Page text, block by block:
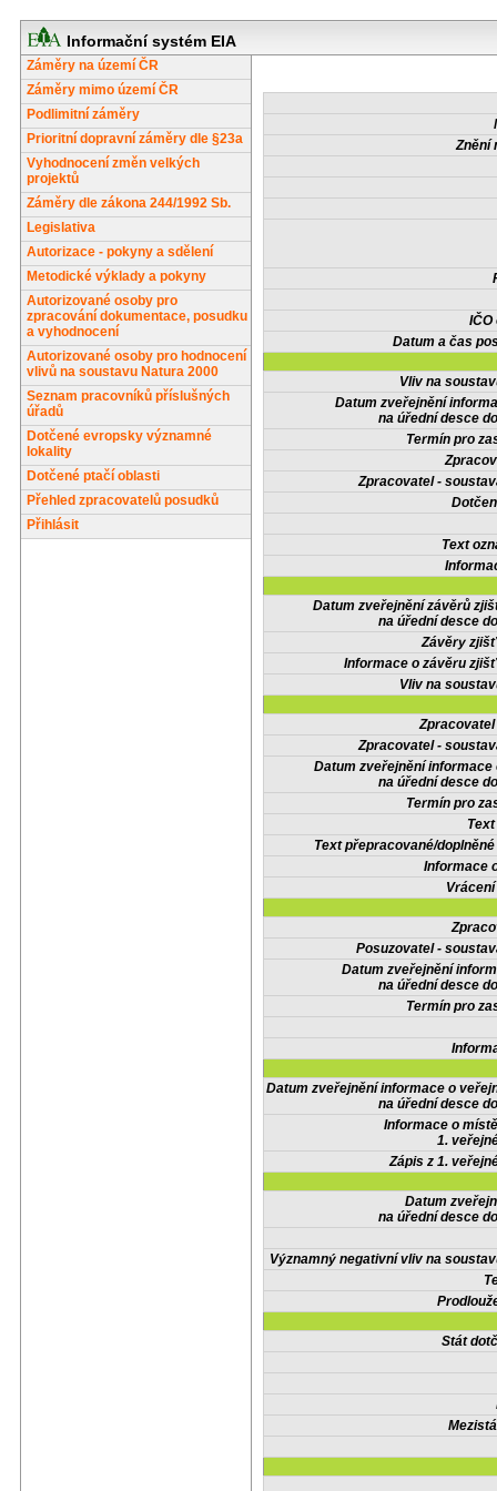
Informační systém EIA
Záměry na území ČR
Záměry mimo území ČR
Podlimitní záměry
Prioritní dopravní záměry dle §23a
Vyhodnocení změn velkých
projektů
Záměry dle zákona 244/1992 Sb.
Legislativa
Autorizace - pokyny a sdělení
Metodické výklady a pokyny
Autorizované osoby pro
zpracování dokumentace, posudku
a vyhodnocení
Autorizované osoby pro hodnocení
vlivů na soustavu Natura 2000
Seznam pracovníků příslušných
úřadů
Dotčené evropsky významné
lokality
Dotčené ptačí oblasti
Přehled zpracovatelů posudků
Přihlásit
Znění
IČO
Datum a čas
Vliv na
Datum zveřejnění
na úřední desce
Termín pro
Zpracovatel -
Text
Datum zveřejnění závěrů
na úřední desce
Závěry
Informace o závěru
Vliv na
Zpracovatel -
Datum zveřejnění informace
na úřední desce
Termín pro
Text přepracované/
Informace
Posuzovatel -
Datum zveřejnění
na úřední desce
Termín pro
Datum zveřejnění informace o
na úřední desce
Informace o
1.
Zápis z 1.
Datum
na úřední desce
Významný negativní vliv na
Stát